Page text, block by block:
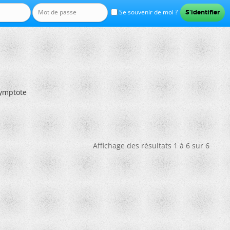
Se souvenir de moi ?
Affichage des résultats 1 à 6 sur 6